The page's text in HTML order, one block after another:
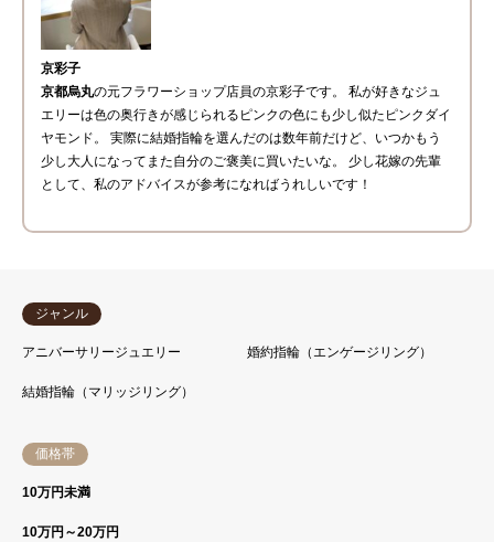
京彩子
京都烏丸の元フラワーショップ店員の京彩子です。 私が好きなジュ
エリーは色の奥行きが感じられるピンクの色にも少し似たピンクダイ
ヤモンド。 実際に結婚指輪を選んだのは数年前だけど、いつかもう
少し大人になってまた自分のご褒美に買いたいな。 少し花嫁の先輩
として、私のアドバイスが参考になればうれしいです！
ジャンル
アニバーサリージュエリー 婚約指輪（エンゲージリング）
結婚指輪（マリッジリング）
価格帯
10万円未満
10万円～20万円